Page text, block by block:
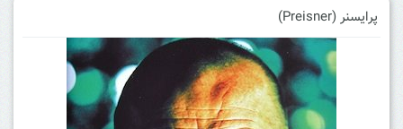
پرایسنر (Preisner)